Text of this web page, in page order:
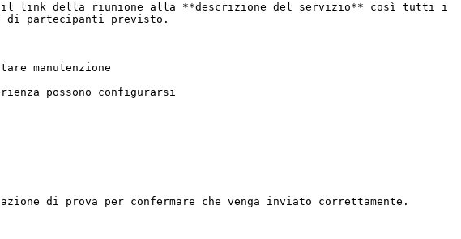
il link della riunione alla **descrizione del servizio** così tutti i
di partecipanti previsto.
manutenzione
possono configurarsi
di prova per confermare che venga inviato correttamente.